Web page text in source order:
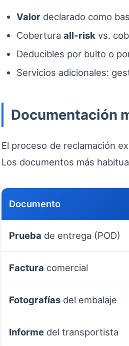
Valor declarado como
Cobertura all-risk vs.
Deducibles por bulto o
Servicios adicionales:
Documentación
El proceso de reclamación
Los documentos más
Documento
Prueba de entrega (POD)
Factura comercial
Fotografías del embalaje
Informe del transportista